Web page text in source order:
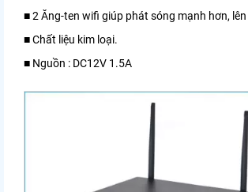
■ 2 Ăng-ten wifi giúp phát sóng mạnh hơn,
■ Chất liệu kim loại.
■ Nguồn : DC12V 1.5A